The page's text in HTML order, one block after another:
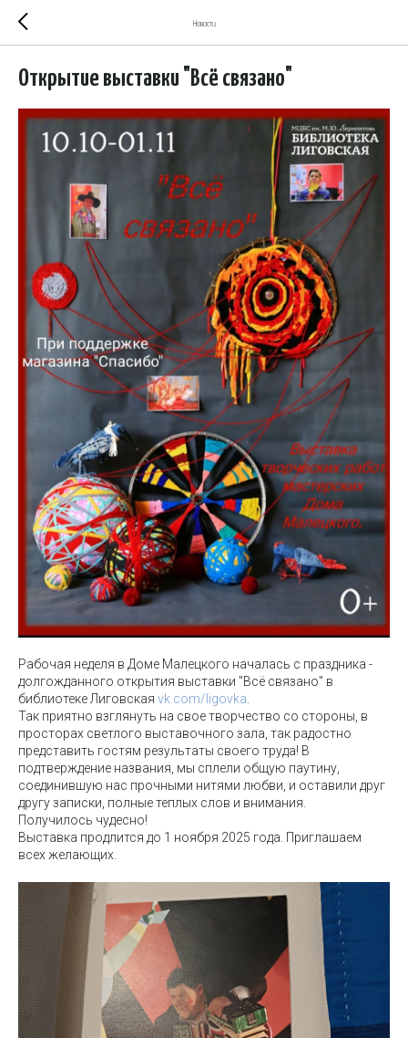
Новости
Открытие выставки "Всё связано"
Рабочая неделя в Доме Малецкого началась с праздника -
долгожданного открытия выставки "Всё связано" в
библиотеке Лиговская vk.com/ligovka.
Так приятно взглянуть на свое творчество со стороны, в
просторах светлого выставочного зала, так радостно
представить гостям результаты своего труда! В
подтверждение названия, мы сплели общую паутину,
соединившую нас прочными нитями любви, и оставили друг
другу записки, полные теплых слов и внимания.
Получилось чудесно!
Выставка продлится до 1 ноября 2025 года. Приглашаем
всех желающих.